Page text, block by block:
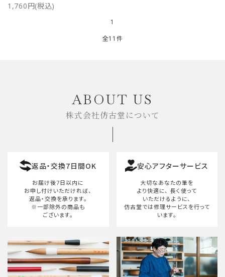
1,760円(税込)
1
全11件
検索する
ABOUT US
株式会社仿古堂について
返品・交換7日間OK
お届け後7日以内に
お申し付けいただければ、
返品・交換を承ります。
※一部除外の商品も
ございます。
安心アフターサービス
大切なあなたの筆を
より快適に、 長く使って
いただけるように、
仿古堂では修理サービスを行って
います。